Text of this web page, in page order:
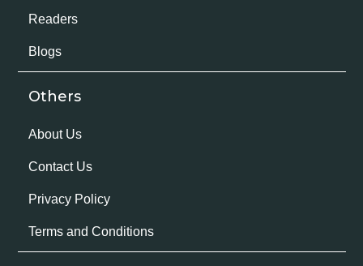
Readers
Blogs
Others
About Us
Contact Us
Privacy Policy
Terms and Conditions